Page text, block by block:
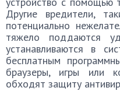
Другие вредители,
потенциально
тяжело поддаются
устанавливаются в
бесплатным
браузеры, игры или
обходят защиту